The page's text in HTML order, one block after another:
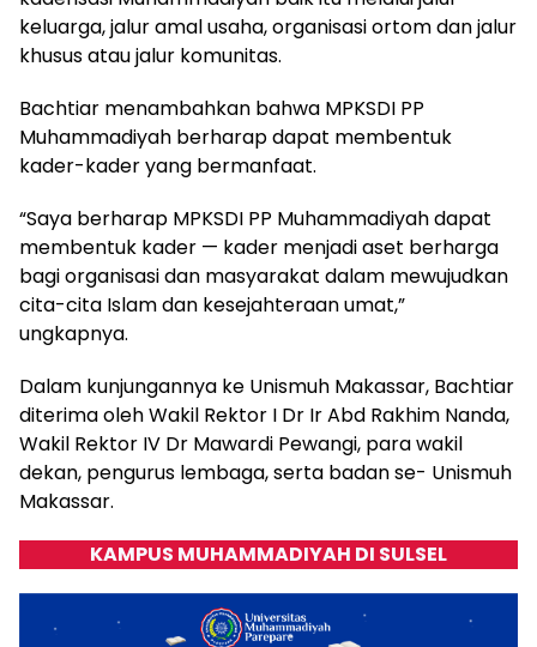
keluarga, jalur amal usaha, organisasi ortom dan jalur
khusus atau jalur komunitas.
Bachtiar menambahkan bahwa MPKSDI PP
Muhammadiyah berharap dapat membentuk
kader-kader yang bermanfaat.
“Saya berharap MPKSDI PP Muhammadiyah dapat
membentuk kader — kader menjadi aset berharga
bagi organisasi dan masyarakat dalam mewujudkan
cita-cita Islam dan kesejahteraan umat,”
ungkapnya.
Dalam kunjungannya ke Unismuh Makassar, Bachtiar
diterima oleh Wakil Rektor I Dr Ir Abd Rakhim Nanda,
Wakil Rektor IV Dr Mawardi Pewangi, para wakil
dekan, pengurus lembaga, serta badan se- Unismuh
Makassar.
KAMPUS MUHAMMADIYAH DI SULSEL